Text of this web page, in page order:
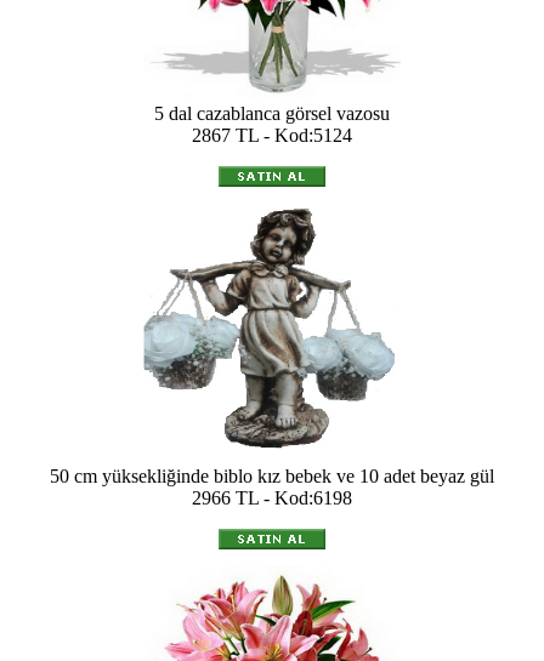
5 dal cazablanca görsel vazosu
2867 TL - Kod:5124
50 cm yüksekliğinde biblo kız bebek ve 10 adet beyaz gül
2966 TL - Kod:6198